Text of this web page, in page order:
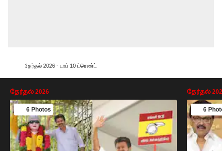
தேர்தல் 2026 - டாப் 10 ட்ரெண்ட்
தேர்தல் 2026
6 Photos
தேர்தல்
6